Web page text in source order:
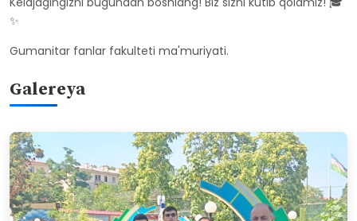
✨
Gumanitar fanlar fakulteti ma'muriyati.
Galereya